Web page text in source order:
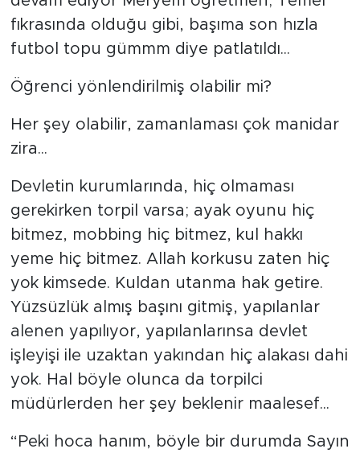
fıkrasında olduğu gibi, başıma son hızla
futbol topu gümmm diye patlatıldı...
Öğrenci yönlendirilmiş olabilir mi?
Her şey olabilir, zamanlaması çok manidar
zira...
Devletin kurumlarında, hiç olmaması
gerekirken torpil varsa; ayak oyunu hiç
bitmez, mobbing hiç bitmez, kul hakkı
yeme hiç bitmez. Allah korkusu zaten hiç
yok kimsede. Kuldan utanma hak getire.
Yüzsüzlük almış başını gitmiş, yapılanlar
alenen yapılıyor, yapılanlarınsa devlet
işleyişi ile uzaktan yakından hiç alakası dahi
yok. Hal böyle olunca da torpilci
müdürlerden her şey beklenir maalesef...
“Peki hoca hanım, böyle bir durumda Sayın